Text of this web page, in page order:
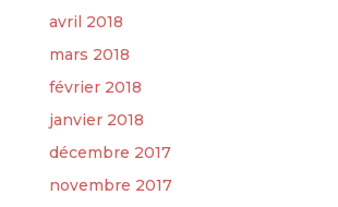
avril 2018
mars 2018
février 2018
janvier 2018
décembre 2017
novembre 2017